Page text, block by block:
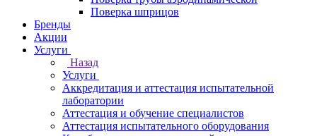
Поверка шприцов
Бренды
Акции
Услуги
Назад
Услуги
Аккредитация и аттестация испытательной
лаборатории
Аттестация и обучение специалистов
Аттестация испытательного оборудования